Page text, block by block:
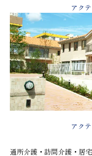
アク
アク
通所介護・訪問介護・居